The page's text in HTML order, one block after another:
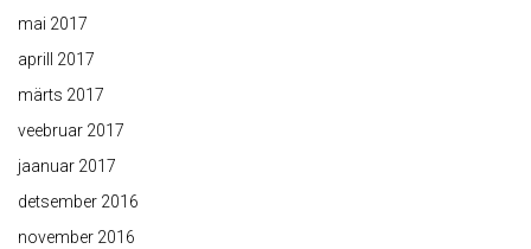
mai 2017
aprill 2017
märts 2017
veebruar 2017
jaanuar 2017
detsember 2016
november 2016